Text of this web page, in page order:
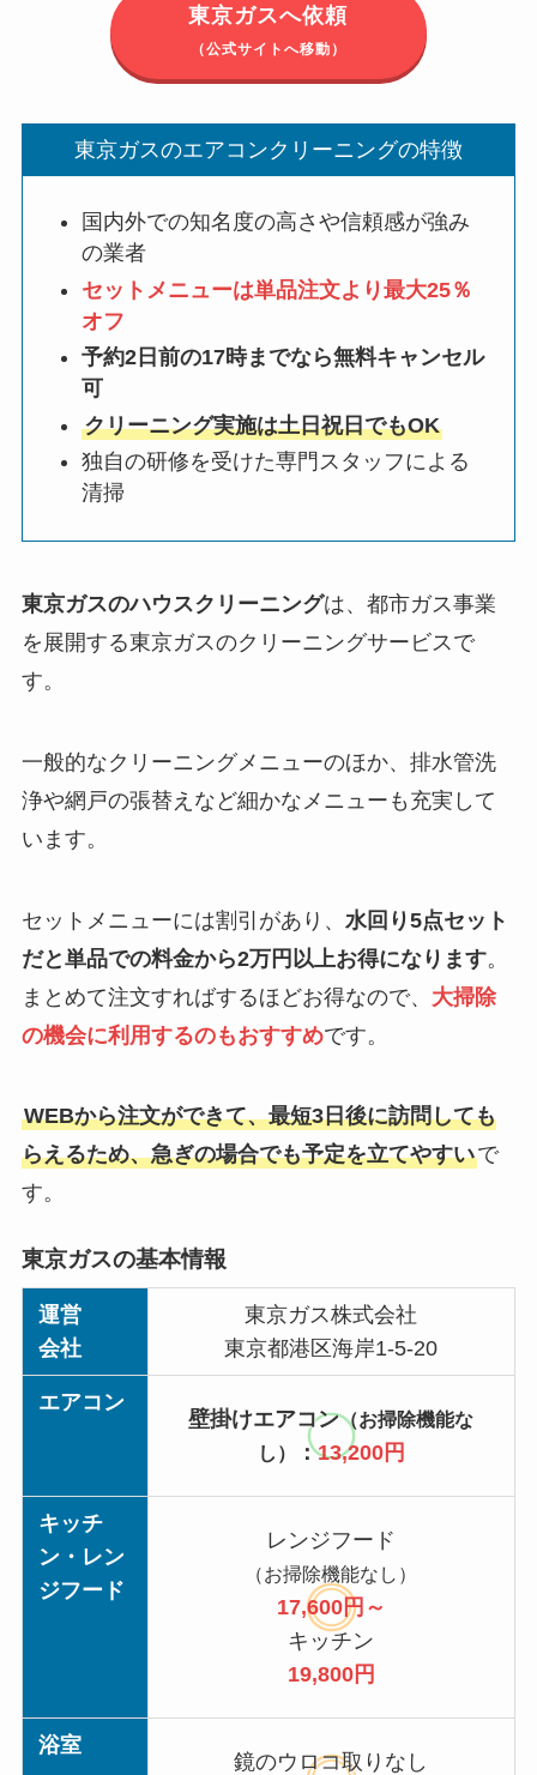
東京ガスへ依頼
（公式サイトへ移動）
東京ガスのエアコンクリーニングの特徴
国内外での知名度の高さや信頼感が強み
の業者
セットメニューは単品注文より最大25％
オフ
予約2日前の17時までなら無料キャンセル
可
クリーニング実施は土日祝日でもOK
独自の研修を受けた専門スタッフによる
清掃
東京ガスのハウスクリーニングは、都市ガス事業
を展開する東京ガスのクリーニングサービスで
す。
一般的なクリーニングメニューのほか、排水管洗
浄や網戸の張替えなど細かなメニューも充実して
います。
セットメニューには割引があり、 水回り5点セット
だと単品での料金から2万円以上お得になります。
まとめて注文すればするほどお得なので、 大掃除
の機会に利用するのもおすすめです。
WEBから注文ができて、最短3日後に訪問しても
らえるため、急ぎの場合でも予定を立てやすいで
す。
東京ガスの基本情報
運営
会社
東京ガス株式会社
東京都港区海岸1-5-20
エアコン
壁掛けエアコン（お掃除機能な
し）
：13,200円
キッチ
ン・レン
ジフード
レンジフード
（お掃除機能なし）
17,600円～
キッチン
19,800円
浴室
鏡のウロコ取りなし